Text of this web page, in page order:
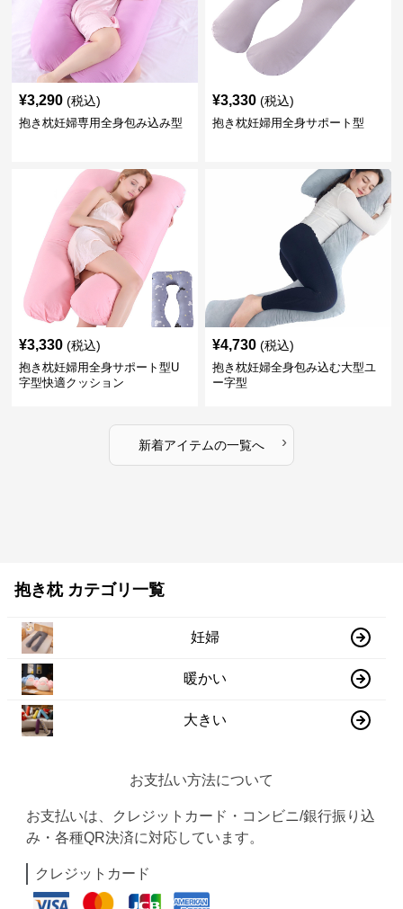
¥3,290 (税込)
抱き枕妊婦専用全身包み込み型
¥3,330 (税込)
抱き枕妊婦用全身サポート型
¥3,330 (税込)
抱き枕妊婦用全身サポート型U
字型快適クッション
¥4,730 (税込)
抱き枕妊婦全身包み込む大型ユ
ー字型
新着アイテムの一覧へ ›
抱き枕 カテゴリ一覧
妊婦
暖かい
大きい
お支払い方法について
お支払いは、クレジットカード・コンビニ/銀行振り込
み・各種QR決済に対応しています。
クレジットカード